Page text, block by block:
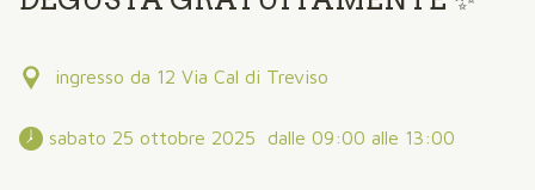
ingresso da 12 Via Cal di Treviso
sabato 25 ottobre 2025  dalle 09:00 alle 13:00